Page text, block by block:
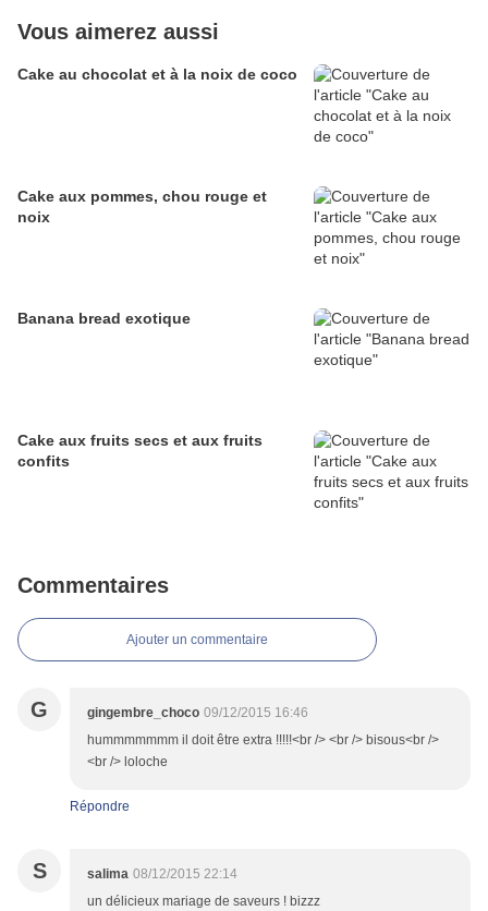
Vous aimerez aussi
Cake au chocolat et à la noix de coco
Cake aux pommes, chou rouge et
noix
Banana bread exotique
Cake aux fruits secs et aux fruits
confits
Commentaires
Ajouter un commentaire
G gingembre_choco 09/12/2015 16:46
hummmmmmm il doit être extra !!!!!<br /> <br /> bisous<br />
<br /> loloche
Répondre
S salima 08/12/2015 22:14
un délicieux mariage de saveurs ! bizzz